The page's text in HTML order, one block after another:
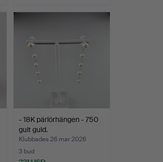
- 18K pärlörhängen - 750
gult guld.
Klubbades 26 mar 2026
3 bud